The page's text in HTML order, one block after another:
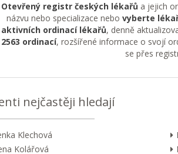
Otevřený registr českých lékařů a jejich
názvu nebo specializace nebo vyberte
aktivních ordinací lékařů, denně
2563 ordinací, rozšířené informace o svojí
se přes
nejčastěji hledají
Klechová
Kolářová